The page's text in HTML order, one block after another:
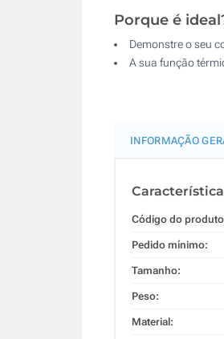
Porque é
Demonstre o seu
A sua função
INFORMAÇÃO
Código do
Pedido mínimo:
Tamanho:
Peso:
Material: